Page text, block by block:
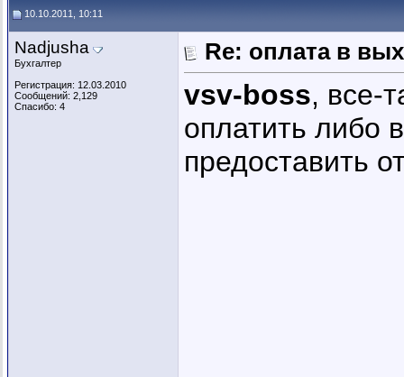
10.10.2011, 10:11
Nadjusha
Бухгалтер
Регистрация: 12.03.2010
Сообщений: 2,129
Спасибо: 4
Re: оплата в
vsv-boss, все-
оплатить либо
предоставить